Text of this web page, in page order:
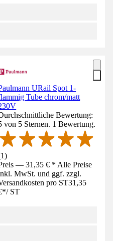
URail Spot 1-
Tube chrom/matt
Bewertung:
von 5 Sternen. 1 Bewertung.
1)
— 31,35 € * Alle Preise
MwSt. und ggf. zzgl.
pro ST31,35
*/ ST